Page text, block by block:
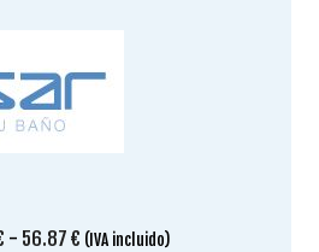
- 56.87 € Rango
(IVA incluido)